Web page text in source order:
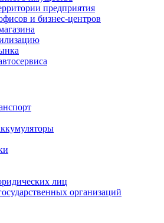
предприятия
и бизнес-центров
лиц
организаций